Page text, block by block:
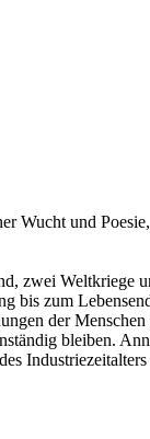
Wucht und
zwei Weltkriege
bis zum
der
bleiben.